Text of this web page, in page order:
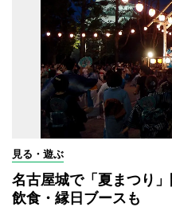
見る・遊ぶ
名古屋城で「夏まつり
飲食・縁日ブースも